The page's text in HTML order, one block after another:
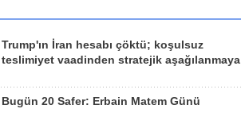
Trump'ın İran hesabı çöktü; koşulsuz
teslimiyet vaadinden stratejik aşağılanmaya
Bugün 20 Safer: Erbain Matem Günü